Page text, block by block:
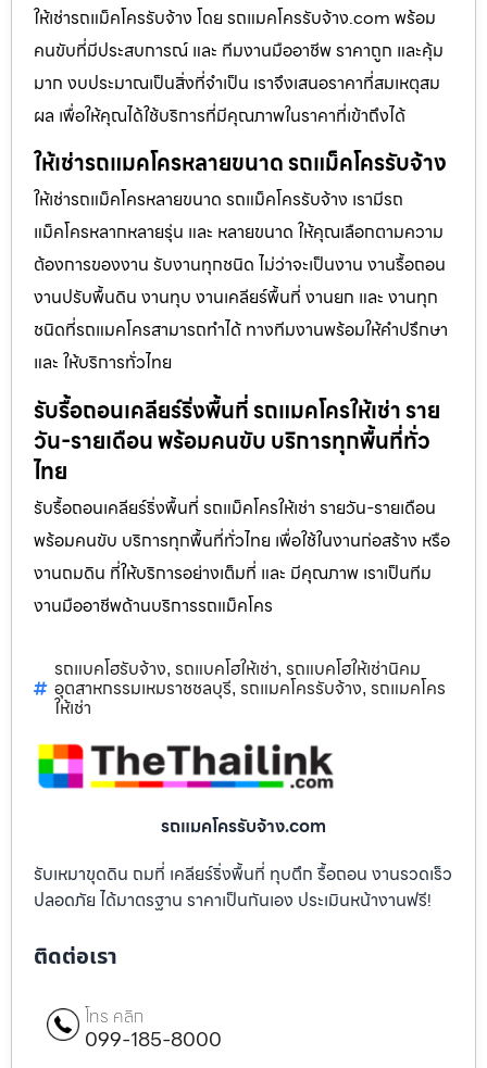
ให้เช่ารถแม็คโครรับจ้าง โดย รถแมคโครรับจ้าง.com พร้อม
คนขับที่มีประสบการณ์ และ ทีมงานมืออาชีพ ราคาถูก และคุ้ม
มาก งบประมาณเป็นสิ่งที่จำเป็น เราจึงเสนอราคาที่สมเหตุสม
ผล เพื่อให้คุณได้ใช้บริการที่มีคุณภาพในราคาที่เข้าถึงได้
ให้เช่ารถแมคโครหลายขนาด รถแม็คโครรับจ้าง
ให้เช่ารถแม็คโครหลายขนาด รถแม็คโครรับจ้าง เรามีรถ
แม็คโครหลากหลายรุ่น และ หลายขนาด ให้คุณเลือกตามความ
ต้องการของงาน รับงานทุกชนิด ไม่ว่าจะเป็นงาน งานรื้อถอน
งานปรับพื้นดิน งานทุบ งานเคลียร์พื้นที่ งานยก และ งานทุก
ชนิดที่รถแมคโครสามารถทำได้ ทางทีมงานพร้อมให้คำปรึกษา
และ ให้บริการทั่วไทย
รับรื้อถอนเคลียร์ริ่งพื้นที่ รถแมคโครให้เช่า ราย
วัน-รายเดือน พร้อมคนขับ บริการทุกพื้นที่ทั่ว
ไทย
รับรื้อถอนเคลียร์ริ่งพื้นที่ รถแม็คโครให้เช่า รายวัน-รายเดือน
พร้อมคนขับ บริการทุกพื้นที่ทั่วไทย เพื่อใช้ในงานก่อสร้าง หรือ
งานถมดิน ที่ให้บริการอย่างเต็มที่ และ มีคุณภาพ เราเป็นทีม
งานมืออาชีพด้านบริการรถแม็คโคร
รถแบคโฮรับจ้าง, รถแบคโฮให้เช่า, รถแบคโฮให้เช่านิคม
อุตสาหกรรมเหมราชชลบุรี, รถแมคโครรับจ้าง, รถแมคโคร
ให้เช่า
รถแมคโครรับจ้าง.com
รับเหมาขุดดิน ถมที่ เคลียร์ริ่งพื้นที่ ทุบตึก รื้อถอน งานรวดเร็ว
ปลอดภัย ได้มาตรฐาน ราคาเป็นกันเอง ประเมินหน้างานฟรี!
ติดต่อเรา
โทร คลิก
099-185-8000